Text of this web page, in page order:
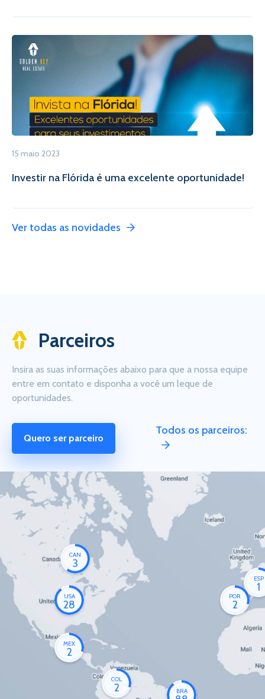
15 maio 2023
Investir na Flórida é uma excelente oportunidade!
Ver todas as novidades
Parceiros
Insira as suas informações abaixo para que a nossa equipe
entre em contato e disponha a você um leque de
oportunidades.
Quero ser parceiro
Todos os parceiros:
CAN
3
USA
28
MEX
2
COL
2 BRA
POR
2
ESP
1